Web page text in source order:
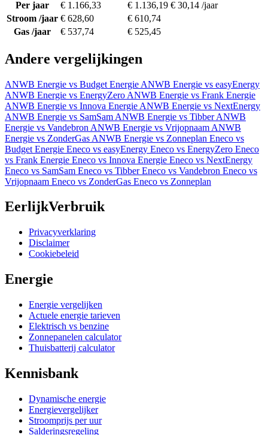
Per jaar
€ 1.166,33 € 1.136,19 € 30,14 /jaar
Stroom /jaar € 628,60
€ 610,74
Gas /jaar
€ 537,74 € 525,45
Andere vergelijkingen
ANWB Energie vs Budget Energie ANWB Energie vs easyEnergy
ANWB Energie vs EnergyZero ANWB Energie vs Frank Energie
ANWB Energie vs Innova Energie ANWB Energie vs NextEnergy
ANWB Energie vs SamSam ANWB Energie vs TibberANWB
Energie vs Vandebron ANWB Energie vs Vrijopnaam ANWB
Energie vs ZonderGas ANWB Energie vs Zonneplan Eneco vs
Budget Energie Eneco vs easyEnergy Eneco vs EnergyZero Eneco
vs Frank Energie Eneco vs Innova Energie Eneco vs NextEnergy
Eneco vs SamSam Eneco vs TibberEneco vs Vandebron Eneco vs
Vrijopnaam Eneco vs ZonderGas Eneco vs Zonneplan
EerlijkVerbruik
Privacyverklaring
Disclaimer
Cookiebeleid
Energie
Energie vergelijken
Actuele energie tarieven
Elektrisch vs benzine
Zonnepanelen calculator
Thuisbatterij calculator
Kennisbank
Dynamische energie
Energievergelijker
Stroomprijs per uur
Salderingsregeling